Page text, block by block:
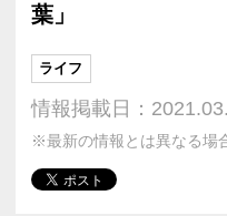
葉」
ライフ
情報掲載日：
※最新の情報とは異なる場